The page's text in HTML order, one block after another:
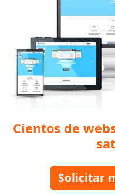
Cientos de
Solicitar